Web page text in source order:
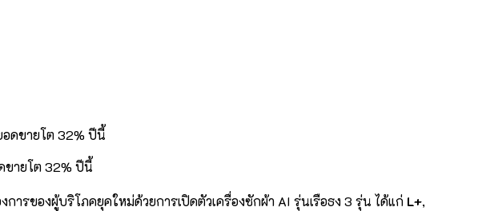
ขายโต 32% ปีนี้
ารของผู้บริโภคยุคใหม่ด้วยการเปิดตัวเครื่องซักผ้า AI รุ่นเรือธง 3 รุ่น ได้แก่ L+,